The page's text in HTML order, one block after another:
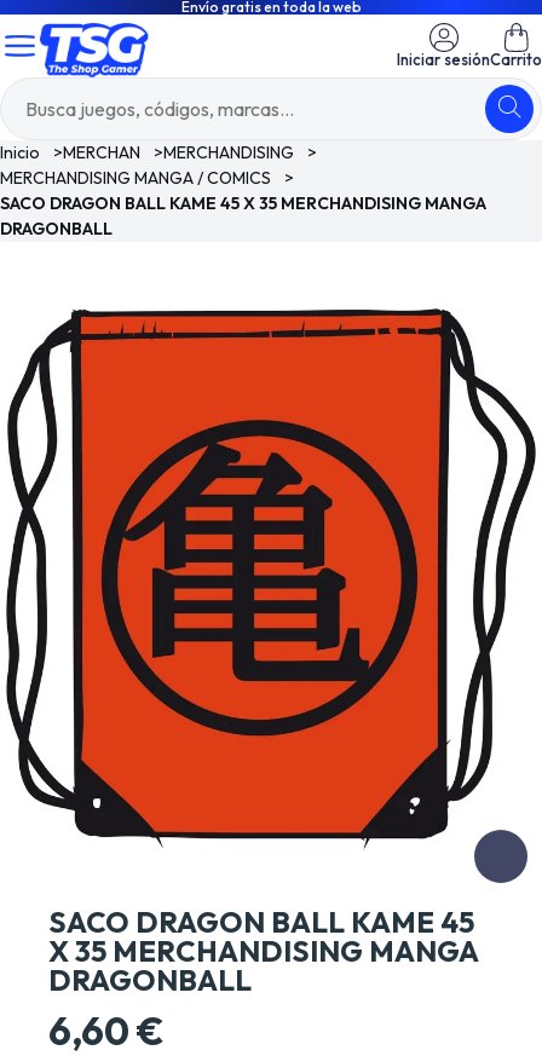
Envío gratis en toda la web
Iniciar sesiónCarrito
Inicio >MERCHAN >MERCHANDISING
>
MERCHANDISING MANGA / COMICS
>
SACO DRAGON BALL KAME 45 X 35 MERCHANDISING MANGA
DRAGONBALL
SACO DRAGON BALL KAME 45
X 35 MERCHANDISING MANGA
DRAGONBALL
6,60 €